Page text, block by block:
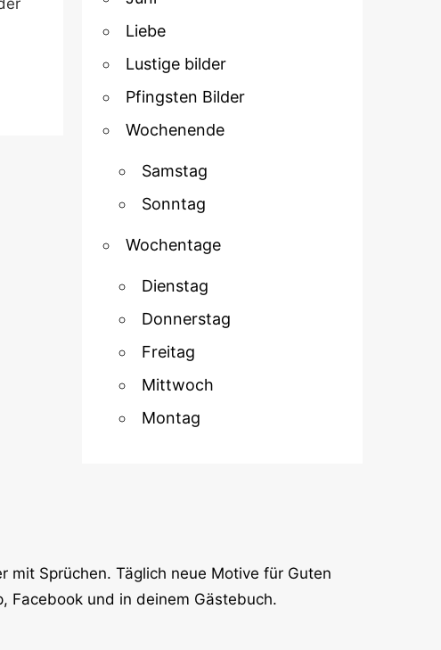
Liebe
Lustige bilder
Pfingsten Bilder
Wochenende
Samstag
Sonntag
Wochentage
Dienstag
Donnerstag
Freitag
Mittwoch
Montag
mit Sprüchen. Täglich neue Motive für Guten
Facebook und in deinem Gästebuch.